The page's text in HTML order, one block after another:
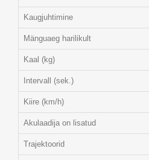
Kaugjuhtimine
Mänguaeg harilikult
Kaal (kg)
Intervall (sek.)
Kiire (km/h)
Akulaadija on lisatud
Trajektoorid